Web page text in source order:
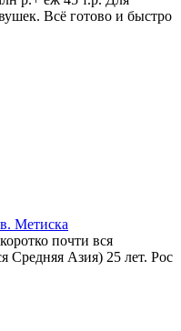
Всё готово и быстро
Метиска
почти вся
Средняя Азия) 25 лет. Рос